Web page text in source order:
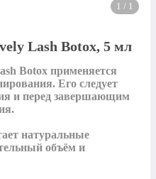
1 / 1
Lash Botox, 5 мл
Botox применяется
Его следует
и перед завершающим
натуральные
объём и